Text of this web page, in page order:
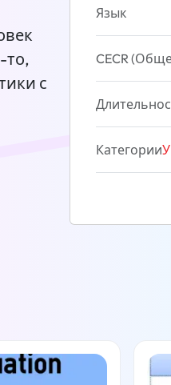
то,
с
Язык
CECR
Категории